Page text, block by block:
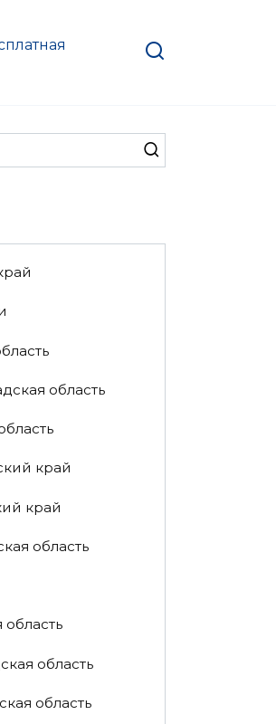
область
край
край
область
область
область